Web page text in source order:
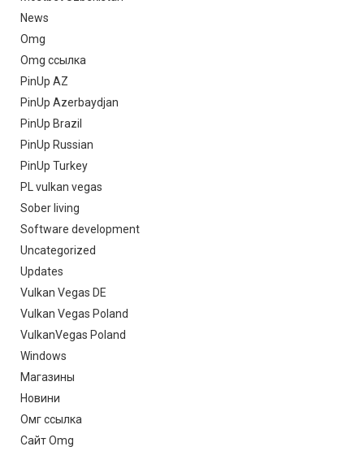
News
Omg
Omg ссылка
PinUp AZ
PinUp Azerbaydjan
PinUp Brazil
PinUp Russian
PinUp Turkey
PL vulkan vegas
Sober living
Software development
Uncategorized
Updates
Vulkan Vegas DE
Vulkan Vegas Poland
VulkanVegas Poland
Windows
Магазины
Новини
Омг ссылка
Сайт Omg